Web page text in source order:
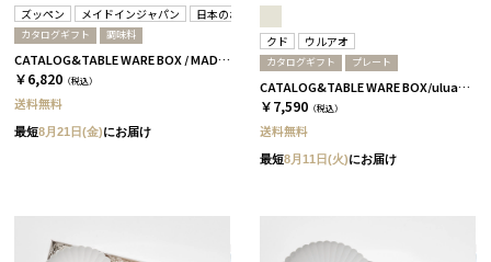
ズッペン メイドインジャパン 日本のおいしい食べ物
カタログギフト 調味料
CATALOG&TABLE WARE BOX / MADE IN JAPAN / ズッペン キノコベース / 全4種 C MJ06＋橙
￥6,820 （税込）
送料無料
最短8月21日(金)にお届け
クド ウルアオ
カタログギフト プレート
CATALOG&TABLE WARE BOX/uluao/9°/白無垢/全5種 アウレリアーナ
￥7,590 （税込）
送料無料
最短8月11日(火)にお届け